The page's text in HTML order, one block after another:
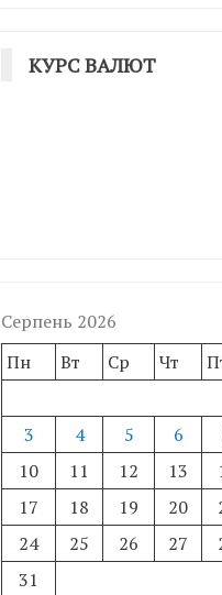
КУРС ВАЛЮТ
Серпень 2026
Пн
Вт Ср Чт
3
4 5 6
10
11 12 13
17
18 19 20
24
25 26 27
31